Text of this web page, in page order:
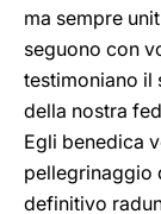
ma sempre
seguono con
testimoniano il
della nostra
Egli benedica
pellegrinaggio
definitivo